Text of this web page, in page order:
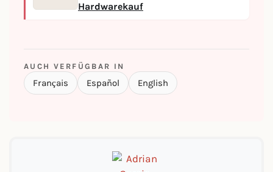
Hardwarekauf
AUCH VERFÜGBAR IN
Français Español English